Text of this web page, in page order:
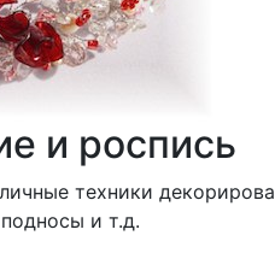
и роспись
техники
и т.д.